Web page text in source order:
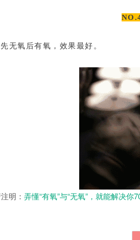
无氧后有氧，效果最好。
明： 弄懂“有氧”与“无氧”，就能解决